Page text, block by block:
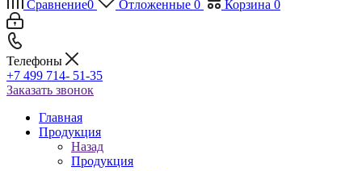
Сравнение0 Отложенные 0 Корзина 0
Телефоны
+7 499 714- 51-35
Заказать звонок
Главная
Продукция
Назад
Продукция